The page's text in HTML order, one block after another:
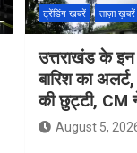
ट्रेंडिंग खबरें
ताज़ा ख़बरें
उत्तराखंड के
बारिश का
की छुट्टी, CM
August 5,